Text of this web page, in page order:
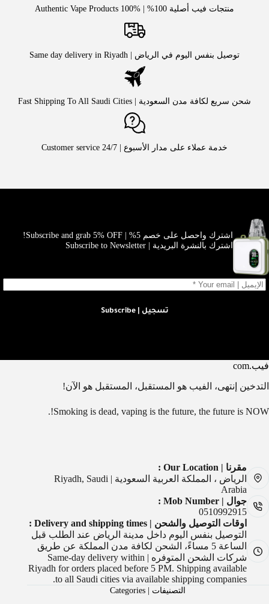
منتجات فيب أصلية 100% | Authentic Vape Products 100%
توصيل بنفس اليوم في الرياض | Same day delivery in Riyadh
شحن سريع لكافة مدن السعودية | Fast Shipping To All Saudi Cities
خدمة عملاء على مدار الأسبوع | Customer service 24/7
اشترك واحصل على خصم 5% | Subscribe and grab 5% OFF!
اشترك بالنشرة البريدية | Subscribe to Newsletter
تسجيل | Subscribe
فيب.com
التدخين إنتهى، الفيب هو المستقبل، المستقبل هو الآن!
Smoking is dead, vaping is the future, the future is NOW!.
مقرنا | Our Location :
الرياض ، المملكة العربية السعودية | Riyadh, Saudi
Arabia
جوال | Mob Number :
0510992915
اوقات التوصيل والشحن | Delivery and shipping times :
التوصيل بنفس اليوم داخل مدينة الرياض عند الطلب قبل
الساعة 5 مساءً، الشحن لكافة مدن المملكة عن طريق
شركات الشحن المتوفره | Same-day delivery within
Riyadh for orders placed before 5 PM. Shipping available
to all Saudi cities via available shipping companies.
التصنيفات | Categories